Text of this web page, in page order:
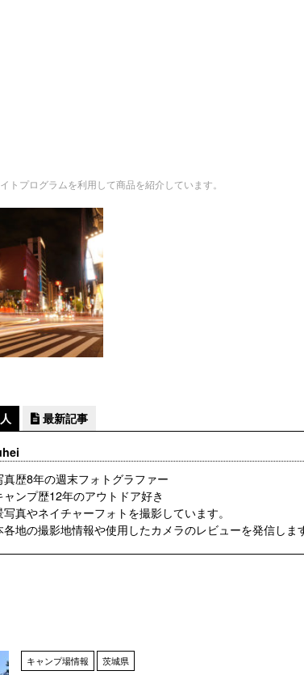
トプログラムを利用して商品を紹介しています。
最新記事
歴8年の週末フォトグラファー
ンプ歴12年のアウトドア好き
写真やネイチャーフォトを撮影しています。
各地の撮影地情報や使用したカメラのレビューを発信します
キャンプ場情報 茨城県